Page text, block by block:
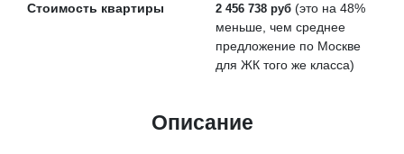
Стоимость квартиры
2 456 738 руб (это на 48%
меньше , чем среднее
предложение по Москве
для ЖК того же класса)
Описание